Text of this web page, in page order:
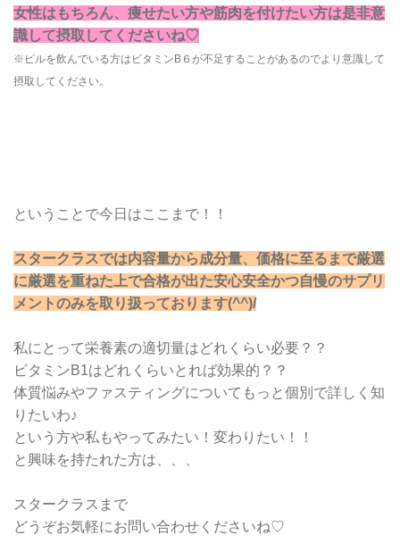
女性はもちろん、痩せたい方や筋肉を付けたい方は是非意
識して摂取してくださいね♡
※ピルを飲んでいる方はビタミンB６が不足することがあるのでより意識して
摂取してください。
ということで今日はここまで！！
スタークラスでは内容量から成分量、価格に至るまで厳選
に厳選を重ねた上で合格が出た安心安全かつ自慢のサプリ
メントのみを取り扱っております(^^)/
私にとって栄養素の適切量はどれくらい必要？？
ビタミンB1はどれくらいとれば効果的？？
体質悩みやファスティングについてもっと個別で詳しく知
りたいわ♪
という方や私もやってみたい！変わりたい！！
と興味を持たれた方は、、、
スタークラスまで
どうぞお気軽にお問い合わせくださいね♡